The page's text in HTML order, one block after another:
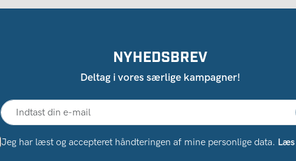
NYHEDSBREV
Deltag i vores særlige kampagner!
Jeg har læst og accepteret håndteringen af ​​mine personlige data.